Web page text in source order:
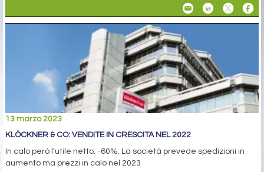
13 marzo 2023
KLÖCKNER & CO: VENDITE IN CRESCITA NEL 2022
In calo però l'utile netto: -60%. La società prevede spedizioni in
aumento ma prezzi in calo nel 2023